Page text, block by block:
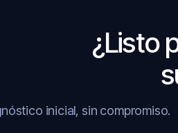
¿Listo
inicial, sin compromiso.